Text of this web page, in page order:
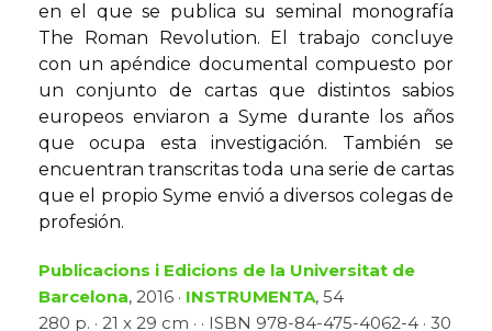
en el que se publica su seminal monografía
The Roman Revolution. El trabajo concluye
con un apéndice documental compuesto por
un conjunto de cartas que distintos sabios
europeos enviaron a Syme durante los años
que ocupa esta investigación. También se
encuentran transcritas toda una serie de cartas
que el propio Syme envió a diversos colegas de
profesión.
Publicacions i Edicions de la Universitat de
Barcelona, 2016 · INSTRUMENTA, 54
280 p. · 21 x 29 cm · · ISBN 978-84-475-4062-4 · 30